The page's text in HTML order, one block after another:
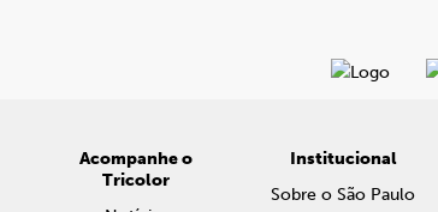
Acompanhe o
Tricolor
Institucional
Sobre o São Paulo